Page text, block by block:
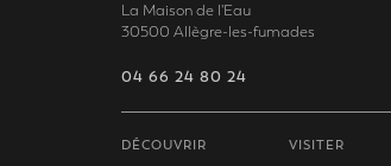
La Maison de l'Eau
30500 Allègre-les-fumades
04 66 24 80 24
DÉCOUVRIR
VISITER